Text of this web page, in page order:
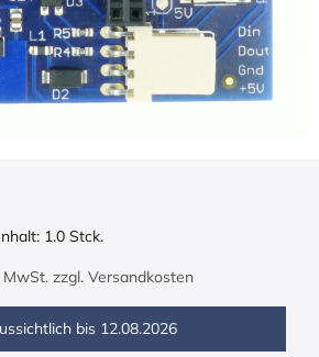
1.0 Stck.
zzgl. Versandkosten
bis 12.08.2026